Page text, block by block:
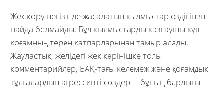
Жек көру негізінде жасалатын қылмыстар өздігінен
пайда болмайды. Бұл қылмыстарды қозғаушы күш
қоғамның терең қатпарларынан тамыр алады.
Жауластық, желідегі жек көрінішке толы
комментарийлер, БАҚ-тағы келемеж және қоғамдық
тұлғалардың агрессивті сөздері – бұның барлығы